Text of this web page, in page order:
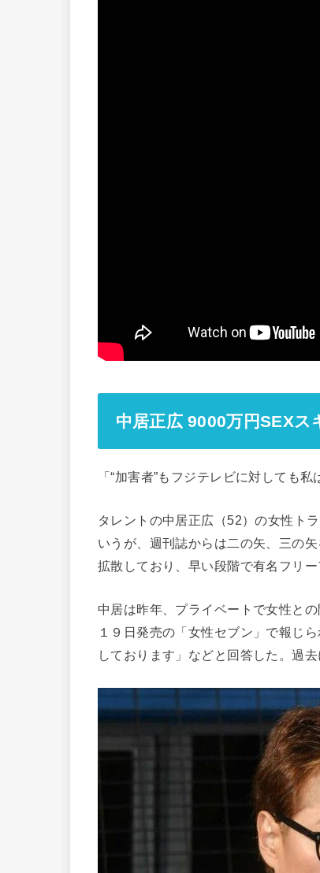
中居正広 9000万円SEXス
「“加害者”もフジテレビに対しても
タレントの中居正広（52）の女性ト
いうが、週刊誌からは二の矢、三の
拡散しており、早い段階で有名フリ
中居は昨年、プライベートで女性と
１９日発売の「女性セブン」で報じ
しております」などと回答した。過